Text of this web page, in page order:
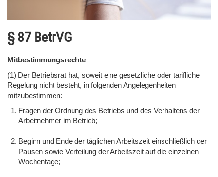
§ 87 BetrVG
Mitbestimmungsrechte
(1) Der Betriebsrat hat, soweit eine gesetzliche oder tarifliche
Regelung nicht besteht, in folgenden Angelegenheiten
mitzubestimmen:
Fragen der Ordnung des Betriebs und des Verhaltens der
Arbeitnehmer im Betrieb;
Beginn und Ende der täglichen Arbeitszeit einschließlich der
Pausen sowie Verteilung der Arbeitszeit auf die einzelnen
Wochentage;